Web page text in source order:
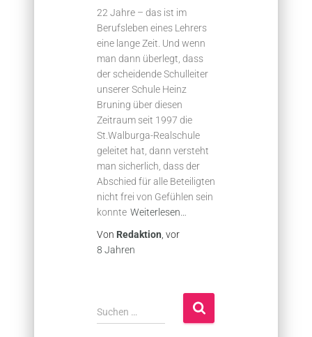
22 Jahre – das ist im
Berufsleben eines Lehrers
eine lange Zeit. Und wenn
man dann überlegt, dass
der scheidende Schulleiter
unserer Schule Heinz
Bruning über diesen
Zeitraum seit 1997 die
St.Walburga-Realschule
geleitet hat, dann versteht
man sicherlich, dass der
Abschied für alle Beteiligten
nicht frei von Gefühlen sein
konnte Weiterlesen…
Von Redaktion, vor
8 Jahren
S
u
Suchen …